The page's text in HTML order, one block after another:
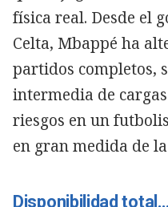
física real. Desde el
Celta, Mbappé ha
partidos completos,
intermedia de
riesgos en un
en gran medida de
Disponibilidad